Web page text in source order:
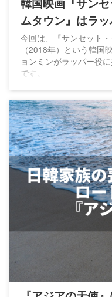
韓国映画『サン
ムタウン』はラ
ンコメディ
今回は、『サンセット
（2018年）という韓国
ョンミンがラッパー役
です。